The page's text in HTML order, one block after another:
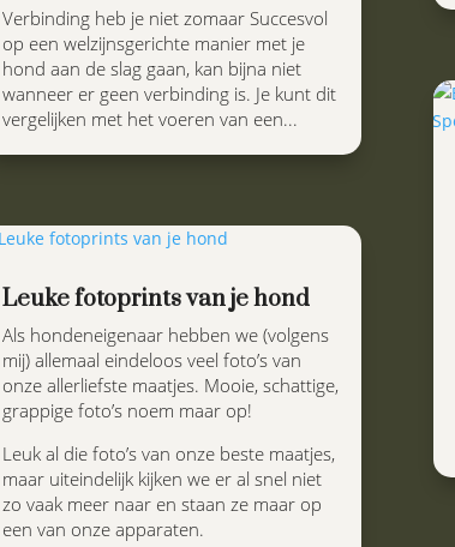
Verbinding heb je niet zomaar Succesvol
op een welzijnsgerichte manier met je
hond aan de slag gaan, kan bijna niet
wanneer er geen verbinding is. Je kunt dit
vergelijken met het voeren van een...
Leuke fotoprints van je hond
Als hondeneigenaar hebben we (volgens
mij) allemaal eindeloos veel foto’s van
onze allerliefste maatjes. Mooie, schattige,
grappige foto’s noem maar op!
Leuk al die foto’s van onze beste maatjes,
maar uiteindelijk kijken we er al snel niet
zo vaak meer naar en staan ze maar op
een van onze apparaten.